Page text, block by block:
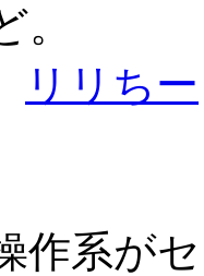
リリちー
作系が